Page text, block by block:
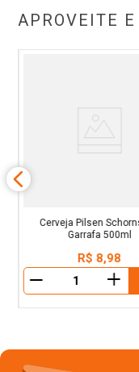
APROVEITE
Cerveja Pilsen
Garrafa 500ml
R$ 8,98
＋